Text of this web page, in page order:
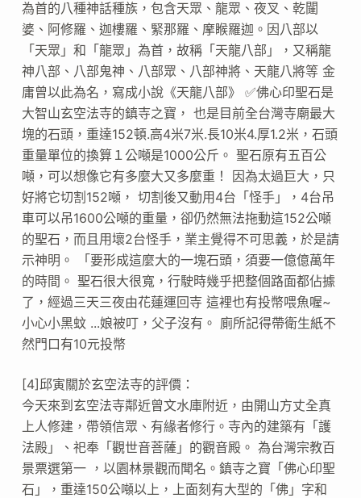
為首的八種神話種族，包含天眾、龍眾、夜叉、乾闥
婆、阿修羅、迦樓羅、緊那羅、摩睺羅迦。因八部以
「天眾」和「龍眾」為首，故稱「天龍八部」，又稱龍
神八部、八部鬼神、八部眾、八部神將、天龍八將等 金
庸曾以此為名，寫成小說《天龍八部》 ✅佛心印聖石是
大智山玄空法寺的鎮寺之寶， 也是目前全台灣寺廟最大
塊的石頭，重達152頓.高4米7米.長10米4.厚1.2米，石頭
重量單位的換算１公噸是1000公斤。 聖石原有五百公
噸，可以想像它有多麼大又多麼重！ 因為太過巨大，只
好將它切割152噸， 切割後又動用4台「怪手」，4台吊
車可以吊1600公噸的重量，卻仍然無法拖動這152公噸
的聖石，而且用壞2台怪手，業主覺得不可思義，於是請
示神明。 「要形成這麼大的一塊石頭，須要一億億萬年
的時間。 聖石很大很寬，行駛時幾乎把整個路面都佔據
了，經過三天三夜由花蓮運回寺 這裡也有投幣喂魚喔~
小心小黑蚊 ...娘被叮，父子沒有。 廁所記得帶衛生紙不
然門口有10元投幣
[4]邱寅關於玄空法寺的評價：
今天來到玄空法寺鄰近曾文水庫附近，由開山方丈全真
上人修建，帶領信眾、有緣者修行。寺內的建築有「護
法殿」、祀奉「觀世音菩薩」的觀音殿。 為台灣宗教百
景票選第一 ，以園林景觀而聞名。鎮寺之寶「佛心印聖
石」，重達150公噸以上，上面刻有大型的「佛」字和